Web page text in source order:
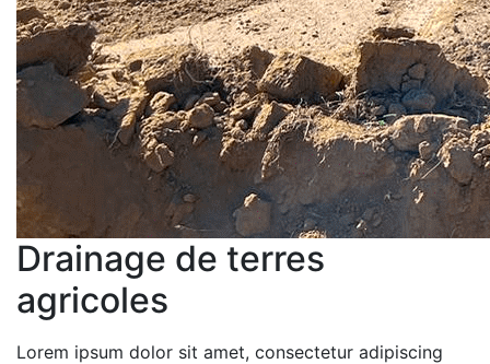
Drainage de terres
agricoles
Lorem ipsum dolor sit amet, consectetur adipiscing